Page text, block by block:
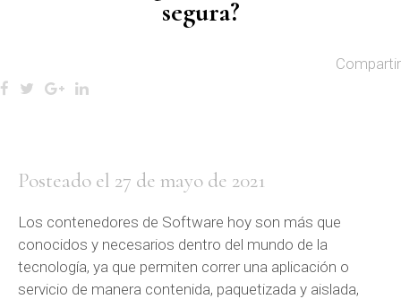
segura?
Compartir
Posteado el 27 de mayo de 2021
Los contenedores de Software hoy son más que
conocidos y necesarios dentro del mundo de la
tecnología, ya que permiten correr una aplicación o
servicio de manera contenida, paquetizada y aislada,